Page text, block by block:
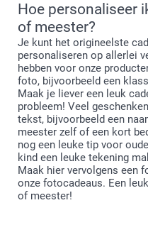
Hoe personaliseer
of meester?
Je kunt het origineelste
personaliseren op allerlei
hebben voor onze
foto, bijvoorbeeld een
Maak je liever een leuk
probleem! Veel
tekst, bijvoorbeeld een
meester zelf of een kort
nog een leuke tip voor
kind een leuke tekening
Maak hier vervolgens een
onze fotocadeaus. Een
of meester!